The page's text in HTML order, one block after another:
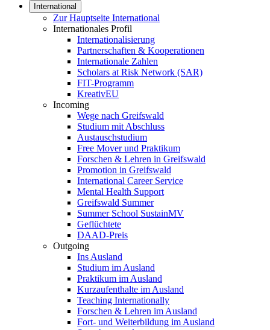
International
Zur Hauptseite International
Internationales Profil
Internationalisierung
Partnerschaften & Kooperationen
Internationale Zahlen
Scholars at Risk Network (SAR)
FIT-Programm
KreativEU
Incoming
Wege nach Greifswald
Studium mit Abschluss
Austauschstudium
Free Mover und Praktikum
Forschen & Lehren in Greifswald
Promotion in Greifswald
International Career Service
Mental Health Support
Greifswald Summer
Summer School SustainMV
Geflüchtete
DAAD-Preis
Outgoing
Ins Ausland
Studium im Ausland
Praktikum im Ausland
Kurzaufenthalte im Ausland
Teaching Internationally
Forschen & Lehren im Ausland
Fort- und Weiterbildung im Ausland